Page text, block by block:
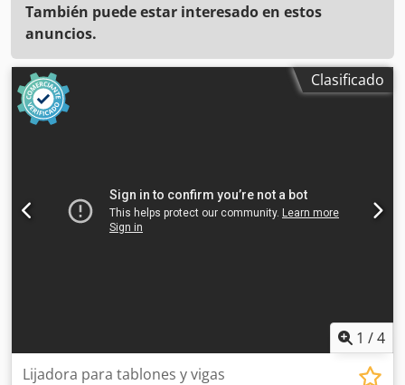
También puede estar interesado en estos
anuncios.
Clasificado
1 /4
Lijadora para tablones y vigas